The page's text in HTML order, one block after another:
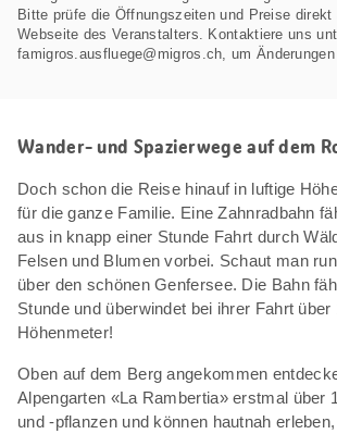
Bitte prüfe die Öffnungszeiten und Preise
Webseite des Veranstalters. Kontaktiere uns
famigros.ausfluege@migros.ch, um Änderungen
Wander- und Spazierwege auf dem
Doch schon die Reise hinauf in luftige
für die ganze Familie. Eine Zahnradbahn
aus in knapp einer Stunde Fahrt durch
Felsen und Blumen vorbei. Schaut man
über den schönen Genfersee. Die Bahn
Stunde und überwindet bei ihrer Fahrt über
Höhenmeter!
Oben auf dem Berg angekommen
Alpengarten «La Rambertia» erstmal über
und -pflanzen und können hautnah